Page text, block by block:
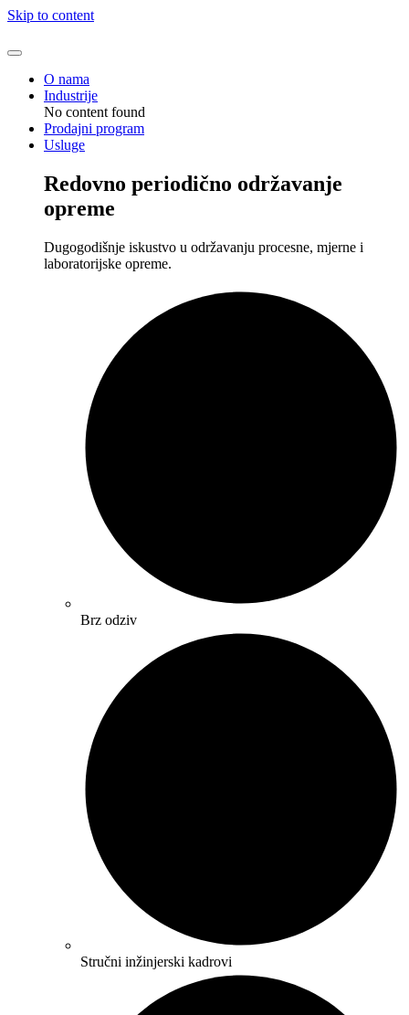
Skip to content
O nama
Industrije
No content found
Prodajni program
Usluge
Redovno periodično održavanje
opreme
Dugogodišnje iskustvo u održavanju procesne, mjerne i
laboratorijske opreme.
Brz odziv
Stručni inžinjerski kadrovi